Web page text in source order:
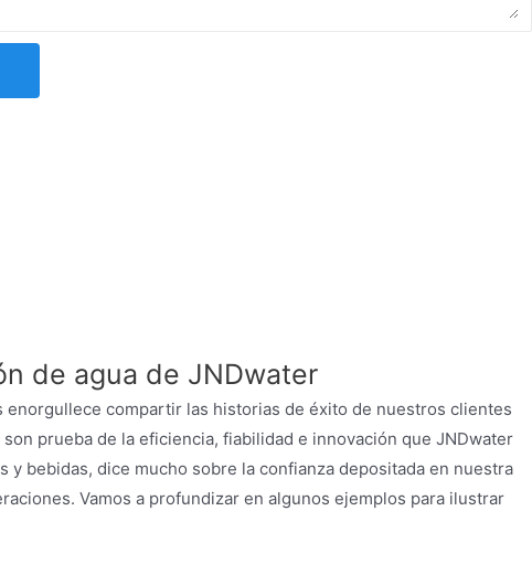
de agua de JNDwater
compartir las historias de éxito de nuestros clientes
prueba de la eficiencia, fiabilidad e innovación que JNDwater
bebidas, dice mucho sobre la confianza depositada en nuestra
Vamos a profundizar en algunos ejemplos para ilustrar